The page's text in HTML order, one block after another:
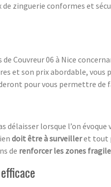
zinguerie conformes et
Couvreur 06 à Nice
et son prix abordable,
pour vous permettre de
lorsque l’on
doit être à surveilleret tout
de renforcer les zones